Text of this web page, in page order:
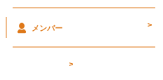
メンバー >
>